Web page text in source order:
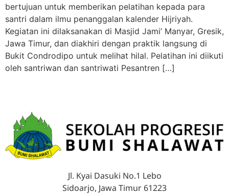
bertujuan untuk memberikan pelatihan kepada para
santri dalam ilmu penanggalan kalender Hijriyah.
Kegiatan ini dilaksanakan di Masjid Jami’ Manyar, Gresik,
Jawa Timur, dan diakhiri dengan praktik langsung di
Bukit Condrodipo untuk melihat hilal. Pelatihan ini diikuti
oleh santriwan dan santriwati Pesantren […]
Jl. Kyai Dasuki No.1 Lebo
Sidoarjo, Jawa Timur 61223